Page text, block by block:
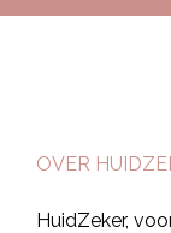
OVER
HuidZeker,